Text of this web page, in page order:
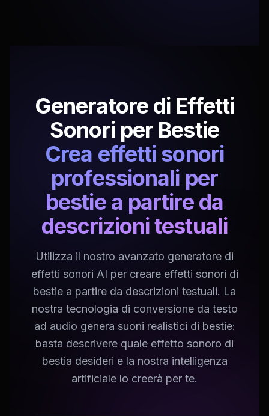
Generatore di Effetti
Sonori per Bestie
Crea effetti sonori
professionali per
bestie a partire da
descrizioni testuali
Utilizza il nostro avanzato generatore di
effetti sonori AI per creare effetti sonori di
bestie a partire da descrizioni testuali. La
nostra tecnologia di conversione da testo
ad audio genera suoni realistici di bestie:
basta descrivere quale effetto sonoro di
bestia desideri e la nostra intelligenza
artificiale lo creerà per te.